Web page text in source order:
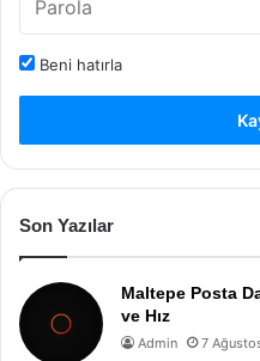
Beni hatırla
Son Yazılar
Maltepe Posta
ve Hız
Admin 7